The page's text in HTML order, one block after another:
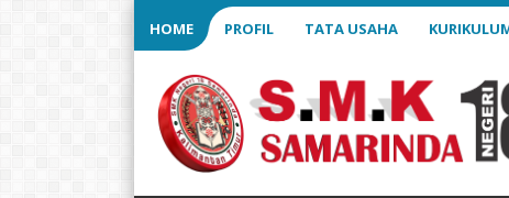
HOME PROFIL TATA USAHA